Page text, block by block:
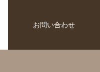
お問い合わせ